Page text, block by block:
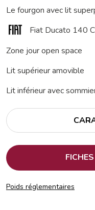
Le fourgon avec lit
Fiat Ducato 140
Zone jour open space
Lit supérieur amovible
Lit inférieur avec
Poids réglementaires